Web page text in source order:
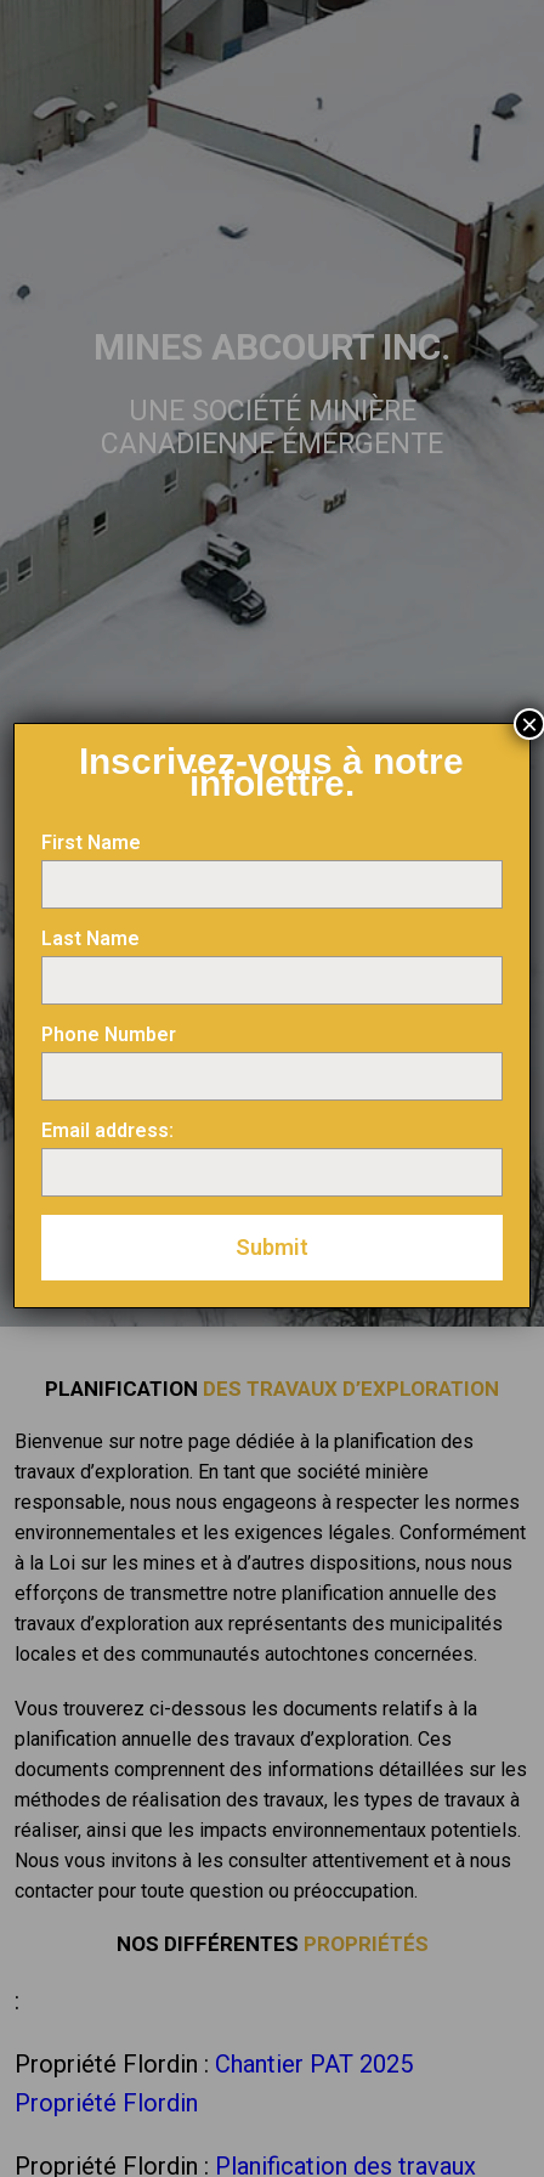
MINES ABCOURT INC.
UNE SOCIÉTÉ MINIÈRE
CANADIENNE ÉMERGENTE
PLANIFICATION DES TRAVAUX D’EXPLORATION
Bienvenue sur notre page dédiée à la planification des
travaux d’exploration. En tant que société minière
responsable, nous nous engageons à respecter les normes
environnementales et les exigences légales. Conformément
à la Loi sur les mines et à d’autres dispositions, nous nous
efforçons de transmettre notre planification annuelle des
travaux d’exploration aux représentants des municipalités
locales et des communautés autochtones concernées.
Vous trouverez ci-dessous les documents relatifs à la
planification annuelle des travaux d’exploration. Ces
documents comprennent des informations détaillées sur les
méthodes de réalisation des travaux, les types de travaux à
réaliser, ainsi que les impacts environnementaux potentiels.
Nous vous invitons à les consulter attentivement et à nous
contacter pour toute question ou préoccupation.
NOS DIFFÉRENTES PROPRIÉTÉS
:
Propriété Flordin : Chantier PAT 2025
Propriété Flordin
Propriété Flordin : Planification des travaux
Inscrivez-vous à notre
infolettre.
First Name
Last Name
Phone Number
Email address:
×